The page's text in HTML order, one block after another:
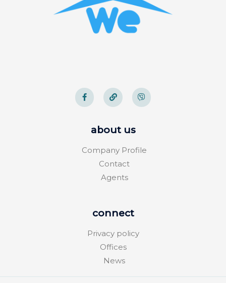
about us
Company Profile
Contact
Agents
connect
Privacy policy
Offices
News